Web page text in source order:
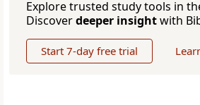
Explore trusted study tools in
Discoverdeeper insightwith
Start 7-day free trial